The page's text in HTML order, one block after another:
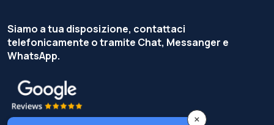
Siamo a tua disposizione, contattaci
telefonicamente o tramite Chat, Messanger e
WhatsApp.
×